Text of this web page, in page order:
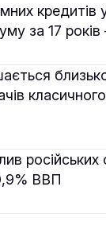
кредитів
за 17 років
класичного
російських
ВВП